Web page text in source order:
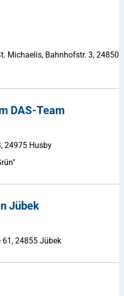
Michaelis, Bahnhofstr. 3, 24850
DAS-Team
24975 Husby
Jübek
61, 24855 Jübek